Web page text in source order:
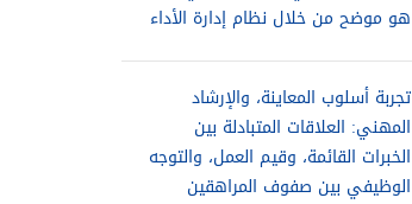
هو موضح من خلال نظام إدارة الأداء
تجربة أسلوب المعاينة، والإرشاد
المهني: العلاقات المتبادلة بين
الخبرات القائمة، وقيم العمل، والتوجه
الوظيفي بين صفوف المراهقين